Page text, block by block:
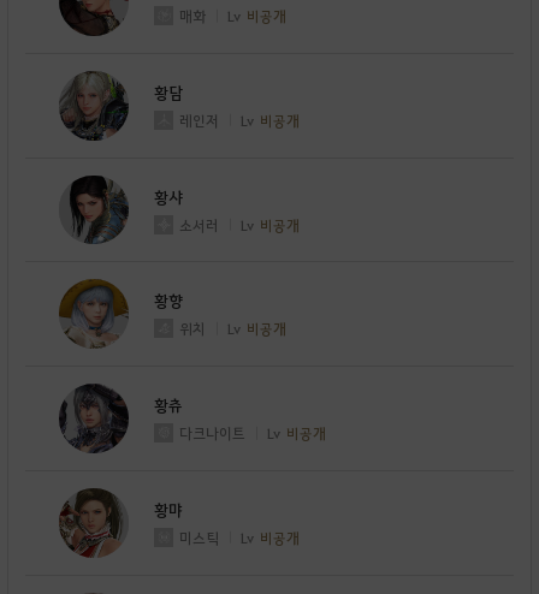
매화 Lv 비공개
황담
레인저 Lv 비공개
황샤
소서러 Lv 비공개
황향
위치 Lv 비공개
황츄
다크나이트 Lv 비공개
황먀
미스틱 Lv 비공개